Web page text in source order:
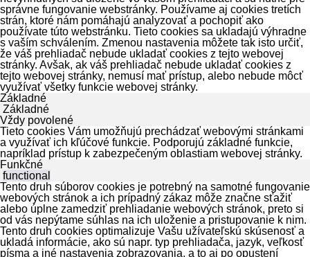
správne fungovanie webstránky. Používame aj cookies tretích
strán, ktoré nám pomáhajú analyzovať a pochopiť ako
používate túto webstránku. Tieto cookies sa ukladajú výhradne
s vaším schválením. Zmenou nastavenia môžete tak isto určiť,
že váš prehliadač nebude ukladať cookies z tejto webovej
stránky. Avšak, ak váš prehliadač nebude ukladať cookies z
tejto webovej stránky, nemusí mať prístup, alebo nebude môcť
využívať všetky funkcie webovej stránky.
Základné
Základné
Vždy povolené
Tieto cookies Vám umožňujú prechádzať webovými stránkami
a využívať ich kľúčové funkcie. Podporujú základné funkcie,
napríklad prístup k zabezpečeným oblastiam webovej stránky.
Funkčné
functional
Tento druh súborov cookies je potrebný na samotné fungovanie
webových stránok a ich prípadný zákaz môže značne sťažiť
alebo úplne zamedziť prehliadanie webových stránok, preto si
od vás nepýtame súhlas na ich uloženie a pristupovanie k nim.
Tento druh cookies optimalizuje Vašu užívateľskú skúsenosť a
ukladá informácie, ako sú napr. typ prehliadača, jazyk, veľkosť
písma a iné nastavenia zobrazovania, a to aj po opustení